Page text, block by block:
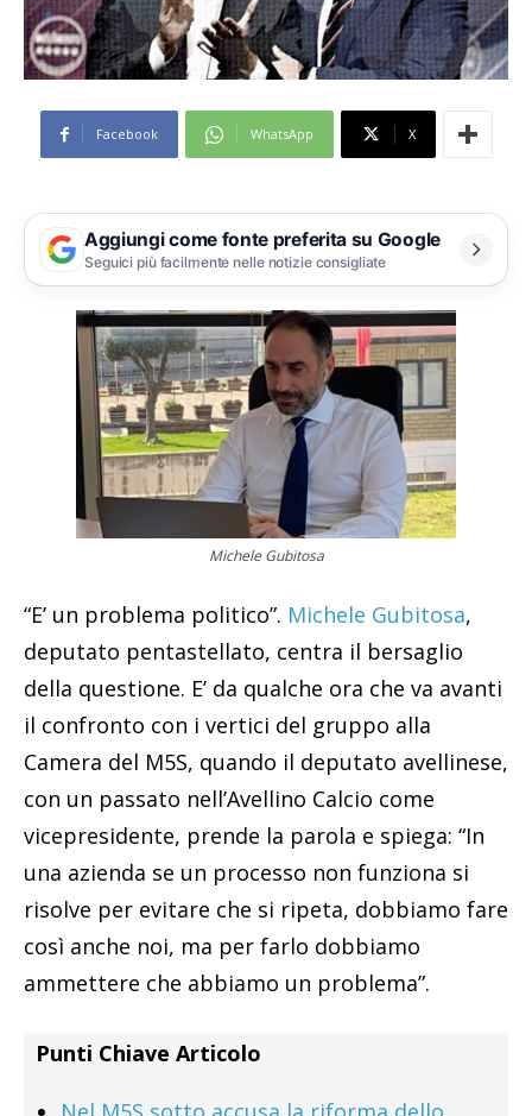
Facebook WhatsApp X
Aggiungi come fonte preferita su Google
Seguici più facilmente nelle notizie consigliate
Michele Gubitosa
“E’ un problema politico”. Michele Gubitosa,
deputato pentastellato, centra il bersaglio
della questione. E’ da qualche ora che va avanti
il confronto con i vertici del gruppo alla
Camera del M5S, quando il deputato avellinese,
con un passato nell’Avellino Calcio come
vicepresidente, prende la parola e spiega: “In
una azienda se un processo non funziona si
risolve per evitare che si ripeta, dobbiamo fare
così anche noi, ma per farlo dobbiamo
ammettere che abbiamo un problema”.
Punti Chiave Articolo